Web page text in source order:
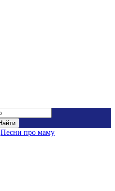
Песни про маму